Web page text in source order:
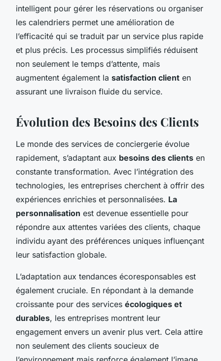
intelligent pour gérer les réservations ou organiser
les calendriers permet une amélioration de
l’efficacité qui se traduit par un service plus rapide
et plus précis. Les processus simplifiés réduisent
non seulement le temps d’attente, mais
augmentent également la satisfaction client en
assurant une livraison fluide du service.
Évolution des Besoins des Clients
Le monde des services de conciergerie évolue
rapidement, s’adaptant aux besoins des clients en
constante transformation. Avec l’intégration des
technologies, les entreprises cherchent à offrir des
expériences enrichies et personnalisées. La
personnalisation est devenue essentielle pour
répondre aux attentes variées des clients, chaque
individu ayant des préférences uniques influençant
leur satisfaction globale.
L’adaptation aux tendances écoresponsables est
également cruciale. En répondant à la demande
croissante pour des services écologiques et
durables, les entreprises montrent leur
engagement envers un avenir plus vert. Cela attire
non seulement des clients soucieux de